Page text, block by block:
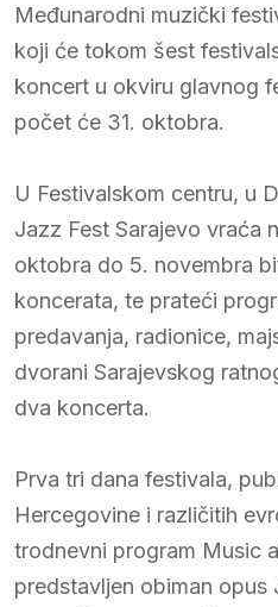
Međunarodni muzički
koji će tokom šest
koncert u okviru glavnog
počet će 31. oktobra.
U Festivalskom centru, u
Jazz Fest Sarajevo vraća
oktobra do 5. novembra
koncerata, te prateći
predavanja, radionice,
dvorani Sarajevskog
dva koncerta.
Prva tri dana festivala,
Hercegovine i različitih
trodnevni program Music
predstavljen obiman opus